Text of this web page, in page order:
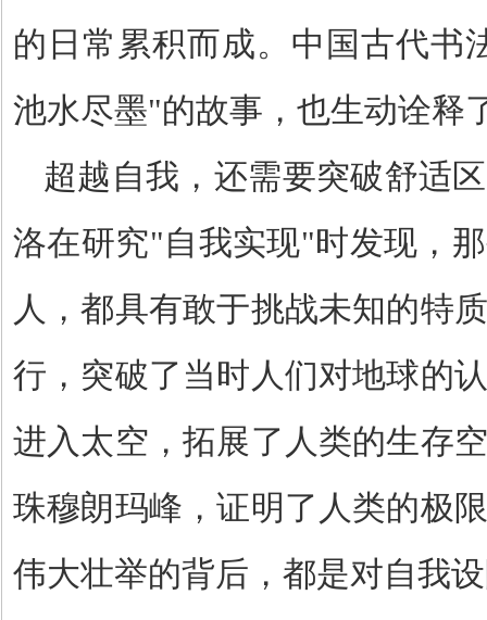
的日常累积而成。中国古代书
池水尽墨"的故事，也生动诠释
超越自我，还需要突破舒适
洛在研究"自我实现"时发现，
人，都具有敢于挑战未知的特
行，突破了当时人们对地球的
进入太空，拓展了人类的生存
珠穆朗玛峰，证明了人类的极
伟大壮举的背后，都是对自我